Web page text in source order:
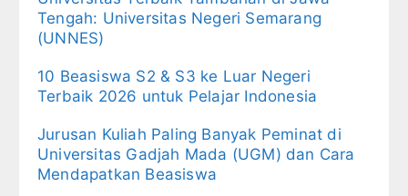
Tengah: Universitas Negeri Semarang
(UNNES)
10 Beasiswa S2 & S3 ke Luar Negeri
Terbaik 2026 untuk Pelajar Indonesia
Jurusan Kuliah Paling Banyak Peminat di
Universitas Gadjah Mada (UGM) dan Cara
Mendapatkan Beasiswa